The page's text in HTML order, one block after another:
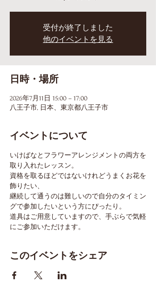
受付が終了しました
他のイベントを見る
日時・場所
2026年7月11日 15:00 – 17:00
八王子市, 日本、東京都八王子市
イベントについて
いけばなとフラワーアレンジメントの両方を
取り入れたレッスン。
資格を取るほどではないけれどうまくお花を
飾りたい、
継続して通うのは難しいので自分のタイミン
グで参加したいという方にぴったり。
道具はご用意していますので、手ぶらで気軽
にご参加いただけます。
このイベントをシェア